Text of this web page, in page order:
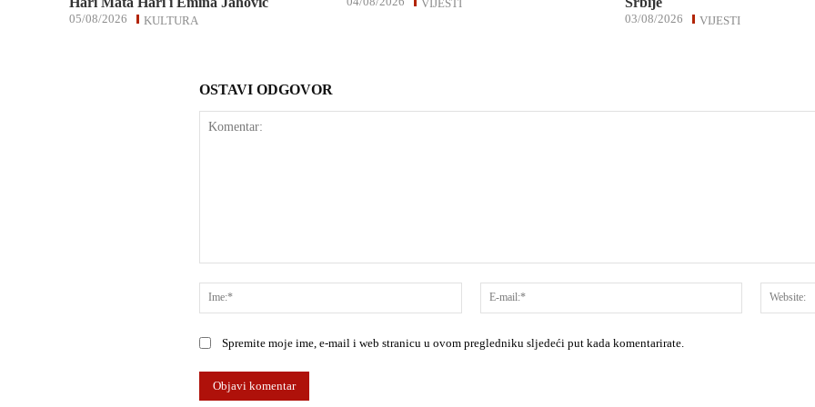
KULTURA
05/08/2026
VIJESTI
VIJESTI
03/08/2026
OSTAVI ODGOVOR
Ime:*
mail:*
Spremite moje ime, e-mail i web stranicu u ovom pregledniku sljedeći put kada komentarirate.